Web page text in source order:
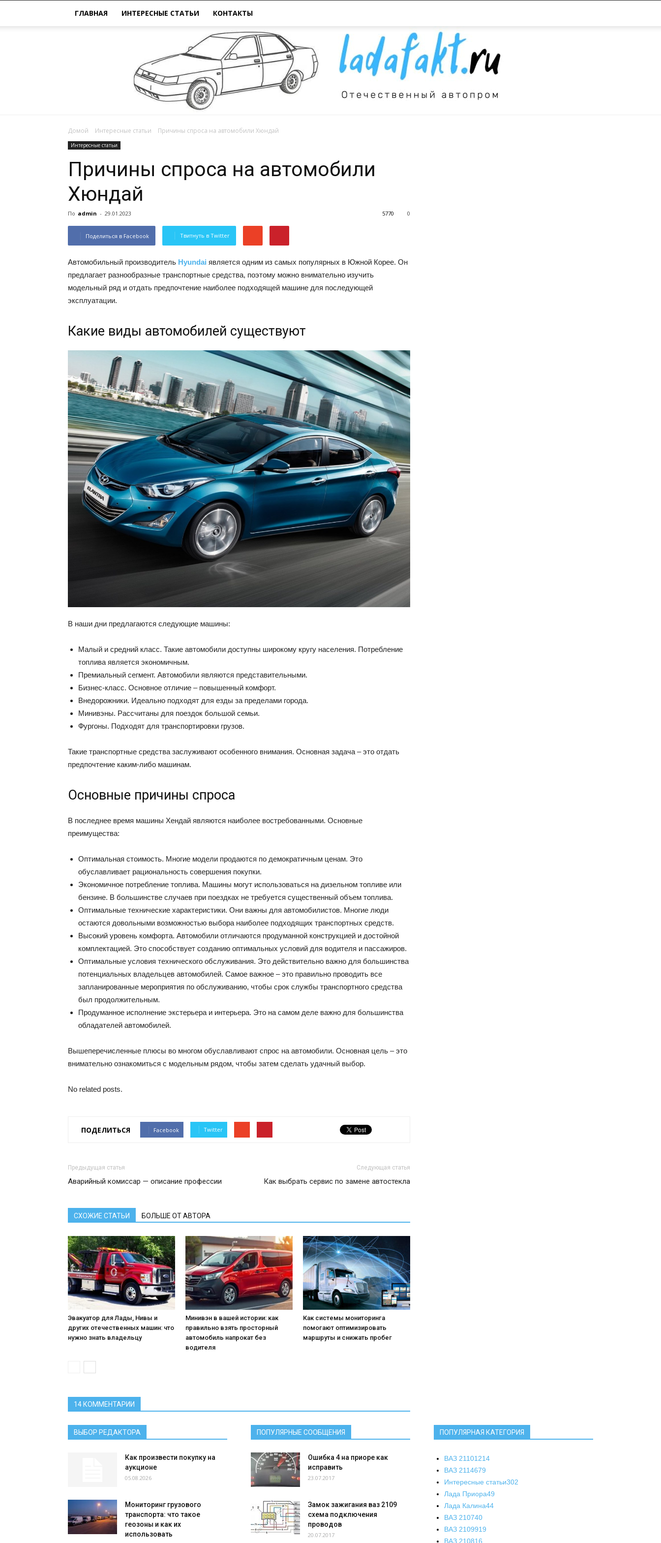
ГЛАВНАЯ ИНТЕРЕСНЫЕ СТАТЬИ КОНТАКТЫ
Лада
ВАЗ
Домой Интересные статьи Причины спроса на автомобили Хюндай
Интересные статьи
Причины спроса на автомобили
Хюндай
По admin - 29.01.2023 0
5770
Поделиться в Facebook Твитнуть в Twitter
Автомобильный производитель Hyundai является одним из самых популярных в Южной Корее. Он
предлагает разнообразные транспортные средства, поэтому можно внимательно изучить
модельный ряд и отдать предпочтение наиболее подходящей машине для последующей
эксплуатации.
Какие виды автомобилей существуют
В наши дни предлагаются следующие машины:
Малый и средний класс. Такие автомобили доступны широкому кругу населения. Потребление
топлива является экономичным.
Премиальный сегмент. Автомобили являются представительными.
Бизнес-класс. Основное отличие – повышенный комфорт.
Внедорожники. Идеально подходят для езды за пределами города.
Минивэны. Рассчитаны для поездок большой семьи.
Фургоны. Подходят для транспортировки грузов.
Такие транспортные средства заслуживают особенного внимания. Основная задача – это отдать
предпочтение каким-либо машинам.
Основные причины спроса
В последнее время машины Хендай являются наиболее востребованными. Основные
преимущества:
Оптимальная стоимость. Многие модели продаются по демократичным ценам. Это
обуславливает рациональность совершения покупки.
Экономичное потребление топлива. Машины могут использоваться на дизельном топливе или
бензине. В большинстве случаев при поездках не требуется существенный объем топлива.
Оптимальные технические характеристики. Они важны для автомобилистов. Многие люди
остаются довольными возможностью выбора наиболее подходящих транспортных средств.
Высокий уровень комфорта. Автомобили отличаются продуманной конструкцией и достойной
комплектацией. Это способствует созданию оптимальных условий для водителя и пассажиров.
Оптимальные условия технического обслуживания. Это действительно важно для большинства
потенциальных владельцев автомобилей. Самое важное – это правильно проводить все
запланированные мероприятия по обслуживанию, чтобы срок службы транспортного средства
был продолжительным.
Продуманное исполнение экстерьера и интерьера. Это на самом деле важно для большинства
обладателей автомобилей.
Вышеперечисленные плюсы во многом обуславливают спрос на автомобили. Основная цель – это
внимательно ознакомиться с модельным рядом, чтобы затем сделать удачный выбор.
No related posts.
ПОДЕЛИТЬСЯ Facebook Twitter
Предыдущая статья
Аварийный комиссар — описание профессии
Следующая статья
Как выбрать сервис по замене автостекла
СХОЖИЕ СТАТЬИ БОЛЬШЕ ОТ АВТОРА
Эвакуатор для Лады, Нивы и
других отечественных машин: что
нужно знать владельцу
Минивэн в вашей истории: как
правильно взять просторный
автомобиль напрокат без
водителя
Как системы мониторинга
помогают оптимизировать
маршруты и снижать пробег
14 КОММЕНТАРИИ
ВЫБОР РЕДАКТОРА
Как произвести покупку на
аукционе
05.08.2026
Мониторинг грузового
транспорта: что такое
геозоны и как их
использовать
ПОПУЛЯРНЫЕ СООБЩЕНИЯ
Ошибка 4 на приоре как
исправить
23.07.2017
Замок зажигания ваз 2109
схема подключения
проводов
20.07.2017
ПОПУЛЯРНАЯ КАТЕГОРИЯ
ВАЗ 21101214
ВАЗ 2114679
Интересные статьи302
Лада Приора49
Лада Калина44
ВАЗ 210740
ВАЗ 2109919
ВАЗ 210816